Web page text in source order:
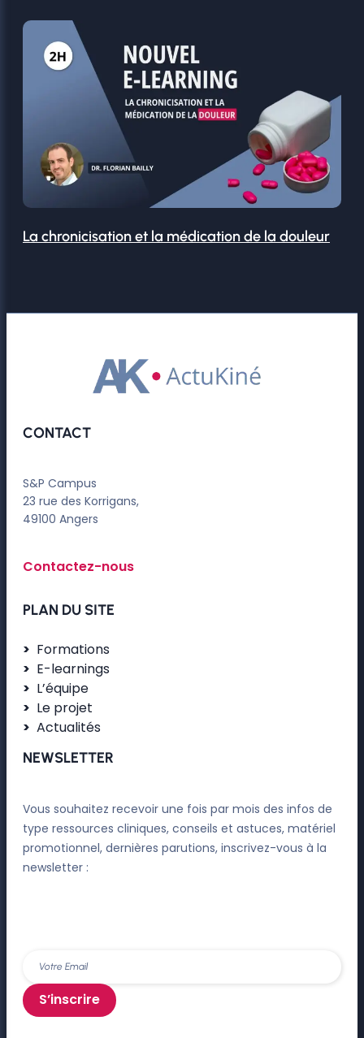
La chronicisation et la médication de la douleur
CONTACT
S&P Campus
23 rue des Korrigans,
49100 Angers
Contactez-nous
PLAN DU SITE
Formations
E-learnings
L’équipe
Le projet
Actualités
NEWSLETTER
Vous souhaitez recevoir une fois par mois des infos de
type ressources cliniques, conseils et astuces, matériel
promotionnel, dernières parutions, inscrivez-vous à la
newsletter :
S’inscrire